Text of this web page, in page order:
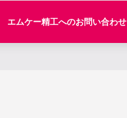
エムケー精工へのお問い合わせ